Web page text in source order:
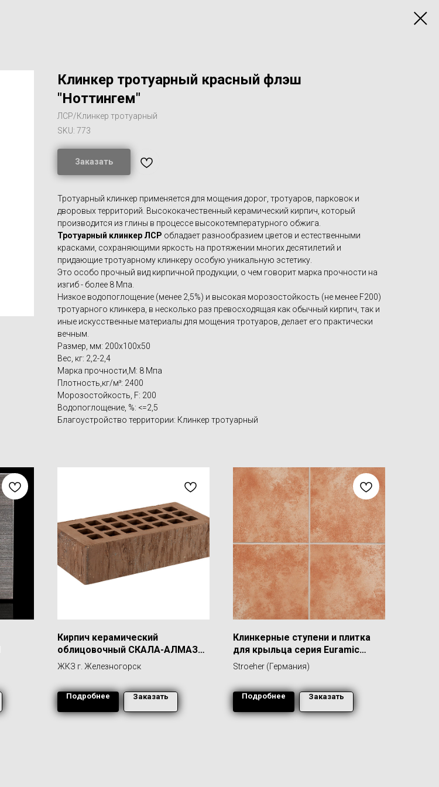
Клинкер тротуарный красный флэш
"Ноттингем"
ЛСР/Клинкер тротуарный
SKU: 773
Заказать
Тротуарный клинкер применяется для мощения дорог, тротуаров, парковок и
дворовых территорий. Высококачественный керамический кирпич, который
производится из глины в процессе высокотемпературного обжига.
Тротуарный клинкер ЛСР обладает разнообразием цветов и естественными
красками, сохраняющими яркость на протяжении многих десятилетий и
придающие тротуарному клинкеру особую уникальную эстетику.
Это особо прочный вид кирпичной продукции, о чем говорит марка прочности на
изгиб - более 8 Мпа.
Низкое водопоглощение (менее 2,5%) и высокая морозостойкость (не менее F200)
тротуарного клинкера, в несколько раз превосходящая как обычный кирпич, так и
иные искусственные материалы для мощения тротуаров, делает его практически
вечным.
Размер, мм: 200х100х50
Вес, кг: 2,2-2,4
Марка прочности,M: 8 Мпа
Плотность,кг/м³: 2400
Морозостойкость, F: 200
Водопоглощение, %: <=2,5
Благоустройство территории: Клинкер тротуарный
Кирпич керамический
облицовочный СКАЛА-АЛМАЗ
ТОРКРЕТИРОВАННЫЙ
ЖКЗ г. Железногорск
Подробнее Заказать
Клинкерные ступени и плитка
для крыльца серия Euramic
Cavar (Е542 passione)
Stroeher (Германия)
Подробнее Заказать